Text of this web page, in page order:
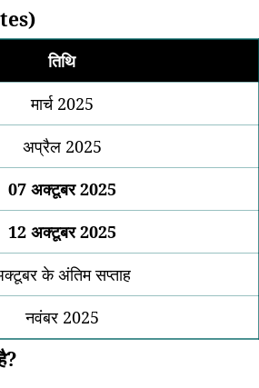
तिथि
मार्च 2025
अप्रैल 2025
07 अक्टूबर 2025
12 अक्टूबर 2025
के अंतिम सप्ताह
नवंबर 2025